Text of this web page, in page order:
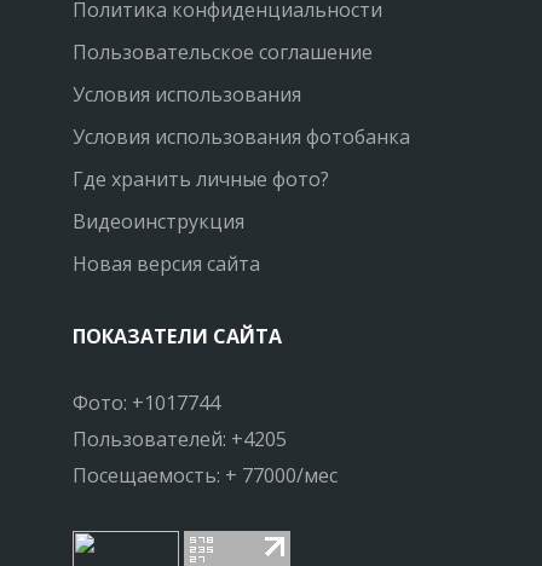
Политика конфиденциальности
Пользовательское соглашение
Условия использования
Условия использования фотобанка
Где хранить личные фото?
Видеоинструкция
Новая версия сайта
ПОКАЗАТЕЛИ САЙТА
Фото: +1017744
Пользователей: +4205
Посещаемость: + 77000/мес